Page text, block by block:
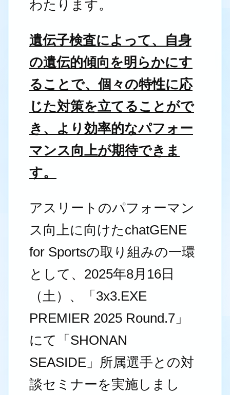
わたります。
遺伝子検査によって、自身
の遺伝的傾向を明らかにす
ることで、個々の特性に応
じた対策を立てることがで
き、より効率的なパフォー
マンス向上が期待できま
す。
アスリートのパフォーマン
ス向上に向けたchatGENE
for Sportsの取り組みの一環
として、2025年8月16日
（土）、「3x3.EXE
PREMIER 2025 Round.7」
にて「SHONAN
SEASIDE」所属選手との対
談セミナーを実施しまし